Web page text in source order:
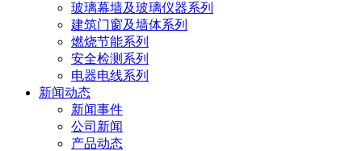
玻璃幕墙及玻璃仪器系列
建筑门窗及墙体系列
燃烧节能系列
安全检测系列
电器电线系列
新闻动态
新闻事件
公司新闻
产品动态